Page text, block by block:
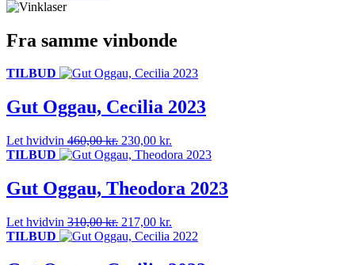
Fra samme vinbonde
TILBUD
Gut Oggau, Cecilia 2023
Let hvidvin 460,00kr. Den
oprindelige
var:
460,00 kr..
230,00 kr.
aktuelle
230,00 kr..
TILBUD
Gut Oggau, Theodora 2023
Let hvidvin 310,00kr. Den
oprindelige
217,00 kr.
aktuelle
TILBUD